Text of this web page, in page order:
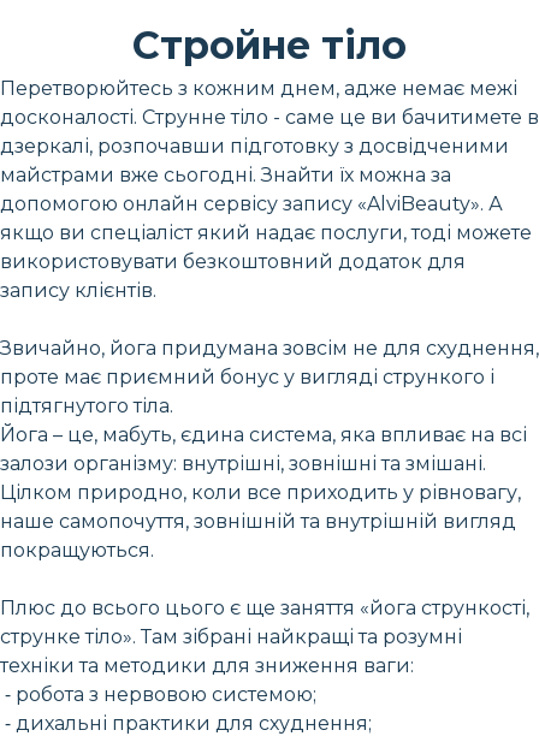
Стройне тіло
Перетворюйтесь з кожним днем, адже немає межі
досконалості. Струнне тіло - саме це ви бачитимете в
дзеркалі, розпочавши підготовку з досвідченими
майстрами вже сьогодні. Знайти їх можна за
допомогою онлайн сервісу запису «AlviBeauty». А
якщо ви спеціаліст який надає послуги, тоді можете
використовувати безкоштовний додаток для
запису клієнтів.
Звичайно, йога придумана зовсім не для схуднення,
проте має приємний бонус у вигляді стрункого і
підтягнутого тіла.
Йога – це, мабуть, єдина система, яка впливає на всі
залози організму: внутрішні, зовнішні та змішані.
Цілком природно, коли все приходить у рівновагу,
наше самопочуття, зовнішній та внутрішній вигляд
покращуються.
Плюс до всього цього є ще заняття «йога стрункості,
струнке тіло». Там зібрані найкращі та розумні
техніки та методики для зниження ваги:
⁃ робота з нервовою системою;
⁃ дихальні практики для схуднення;